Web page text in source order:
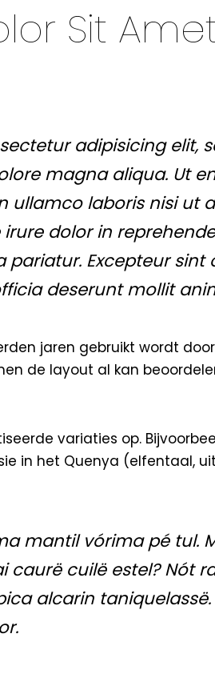
Sit
adipisicing elit,
magna aliqua. Ut
ullamco laboris nisi ut
dolor in
pariatur. Excepteur
deserunt mollit
jaren gebruikt wordt door
de layout al kan
variaties op.
in het Quenya (elfentaal,
mantil vórima pé tul.
caurë cuilë estel? Nót
alcarin taniquelassë.